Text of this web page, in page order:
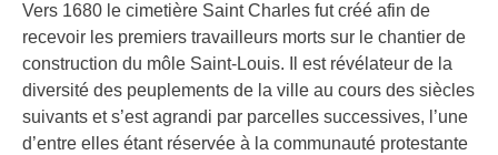
Vers 1680 le cimetière Saint Charles fut créé afin de
recevoir les premiers travailleurs morts sur le chantier de
construction du môle Saint-Louis. Il est révélateur de la
diversité des peuplements de la ville au cours des siècles
suivants et s’est agrandi par parcelles successives, l’une
d’entre elles étant réservée à la communauté protestante